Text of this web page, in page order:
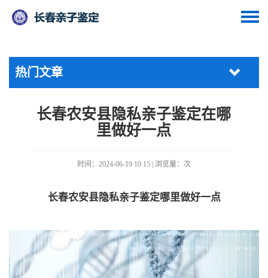
热门文章
长春农安县隐私亲子鉴定在哪
里做好一点
时间：2024-06-19 10:15 | 浏览量： 次
长春农安县隐私亲子鉴定哪里做好一点